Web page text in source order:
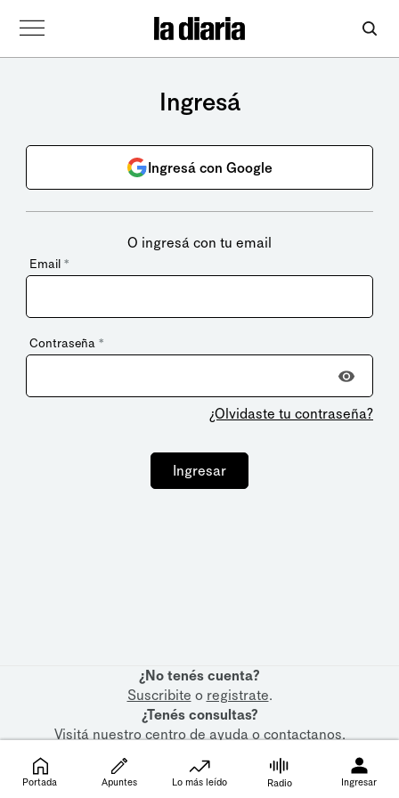
Ingresá
Ingresá con Google
O ingresá con tu email
Email *
Contraseña *
¿Olvidaste tu contraseña?
Ingresar
¿No tenés cuenta?
Suscribite o registrate.
¿Tenés consultas?
Visitá nuestrocentro de ayudaocontactanos.
Portada Apuntes Lo más leído Radio Ingresar